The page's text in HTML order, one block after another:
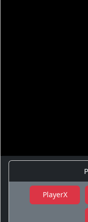
PlayerX